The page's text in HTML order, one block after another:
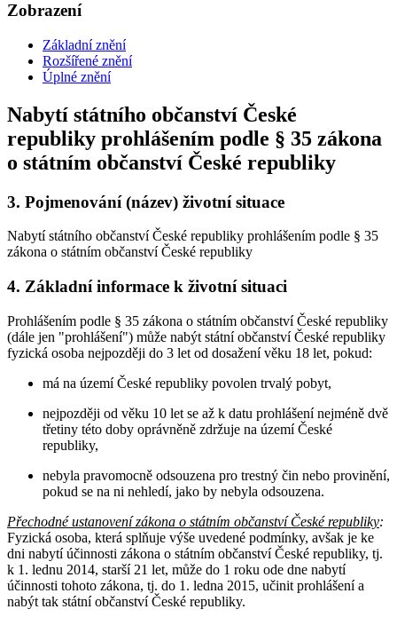
Zobrazení
Základní znění
Rozšířené znění
Úplné znění
Nabytí státního občanství České
republiky prohlášením podle § 35 zákona
o státním občanství České republiky
3. Pojmenování (název) životní situace
Nabytí státního občanství České republiky prohlášením podle § 35
zákona o státním občanství České republiky
4. Základní informace k životní situaci
Prohlášením podle § 35 zákona o státním občanství České republiky
(dále jen "prohlášení") může nabýt státní občanství České republiky
fyzická osoba nejpozději do 3 let od dosažení věku 18 let, pokud:
má na území České republiky povolen trvalý pobyt,
nejpozději od věku 10 let se až k datu prohlášení nejméně dvě
třetiny této doby oprávněně zdržuje na území České
republiky,
nebyla pravomocně odsouzena pro trestný čin nebo provinění,
pokud se na ni nehledí, jako by nebyla odsouzena.
Přechodné ustanovení zákona o státním občanství České republiky:
Fyzická osoba, která splňuje výše uvedené podmínky, avšak je ke
dni nabytí účinnosti zákona o státním občanství České republiky, tj.
k 1. lednu 2014, starší 21 let, může do 1 roku ode dne nabytí
účinnosti tohoto zákona, tj. do 1. ledna 2015, učinit prohlášení a
nabýt tak státní občanství České republiky.